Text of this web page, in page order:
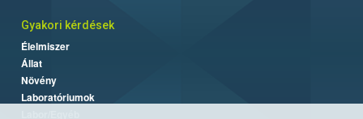
Gyakori kérdések
Élelmiszer
Állat
Növény
Laboratóriumok